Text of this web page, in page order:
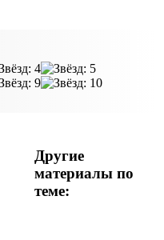
Другие
материалы по
теме: